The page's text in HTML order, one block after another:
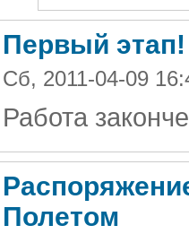
Первый этап!
Сб, 2011-04-09
Работа
Полетом